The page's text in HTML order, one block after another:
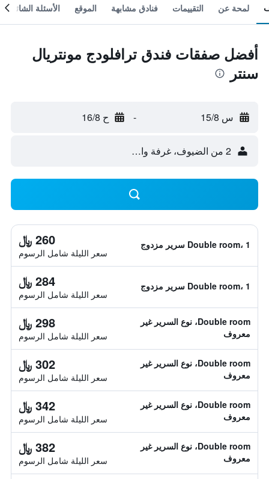
لمحة عن التقييمات فنادق مشابهة الموقع الأسئلة الشائعة
أفضل صفقات فندق ترافلودج مونتريال
سنتر
س 15/8 - ح 16/8
2 من الضيوف، غرفة واحدة
Double room، 1 سرير مزدوج 260 ﷼
سعر الليلة شامل الرسوم
Double room، 1 سرير مزدوج 284 ﷼
سعر الليلة شامل الرسوم
Double room، نوع السرير غير
معروف
298 ﷼
سعر الليلة شامل الرسوم
Double room، نوع السرير غير
معروف
302 ﷼
سعر الليلة شامل الرسوم
Double room، نوع السرير غير
معروف
342 ﷼
سعر الليلة شامل الرسوم
Double room، نوع السرير غير
معروف
382 ﷼
سعر الليلة شامل الرسوم